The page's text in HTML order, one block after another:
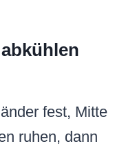
fest, Mitte
ruhen, dann